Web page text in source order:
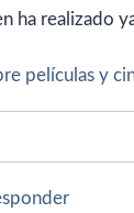
ha realizado
películas y